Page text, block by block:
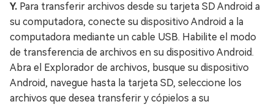
Y. Para transferir archivos desde su tarjeta SD Android a
su computadora, conecte su dispositivo Android a la
computadora mediante un cable USB. Habilite el modo
de transferencia de archivos en su dispositivo Android.
Abra el Explorador de archivos, busque su dispositivo
Android, navegue hasta la tarjeta SD, seleccione los
archivos que desea transferir y cópielos a su